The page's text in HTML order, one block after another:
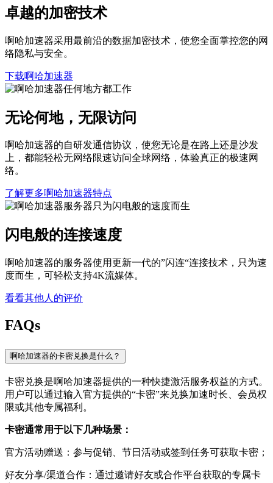
卓越的加密技术
啊哈加速器采用最前沿的数据加密技术，使您全面掌控您的网
络隐私与安全。
下载啊哈加速器
无论何地，无限访问
啊哈加速器的自研发通信协议，使您无论是在路上还是沙发
上，都能轻松无网络限速访问全球网络，体验真正的极速网
络。
了解更多啊哈加速器特点
闪电般的连接速度
啊哈加速器的服务器使用更新一代的”闪连“连接技术，只为速
度而生，可轻松支持4K流媒体。
看看其他人的评价
FAQs
啊哈加速器的卡密兑换是什么？
卡密兑换是啊哈加速器提供的一种快捷激活服务权益的方式。
用户可以通过输入官方提供的“卡密”来兑换加速时长、会员权
限或其他专属福利。
卡密通常用于以下几种场景：
官方活动赠送：参与促销、节日活动或签到任务可获取卡密；
好友分享/渠道合作：通过邀请好友或合作平台获取的专属卡